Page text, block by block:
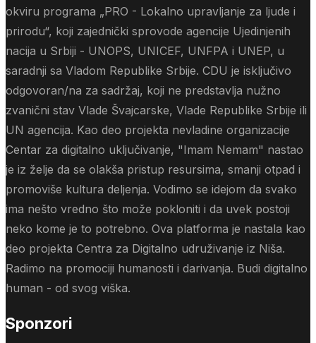
okviru programa „PRO - Lokalno upravljanje za ljude i
prirodu“, koji zajednički sprovode agencije Ujedinjenih
nacija u Srbiji - UNOPS, UNICEF, UNFPA i UNEP, u
saradnji sa Vladom Republike Srbije. CDU je isključivo
odgovoran/na za sadržaj, koji ne predstavlja nužno
zvanični stav Vlade Švajcarske, Vlade Republike Srbije ili
UN agencija. Kao deo projekta nevladine organizacije
Centar za digitalno uključivanje, "Imam Nemam" nastao
je iz želje da se olakša pristup resursima, smanji otpad i
promoviše kultura deljenja. Vodimo se idejom da svako
ima nešto vredno što može pokloniti i da uvek postoji
neko kome je to potrebno. Ova platforma je nastala kao
deo projekta Centra za Digitalno udruživanje iz Niša.
Radimo na promociji humanosti i darivanja. Budi digitalno
human - od svog viška.
Sponzori